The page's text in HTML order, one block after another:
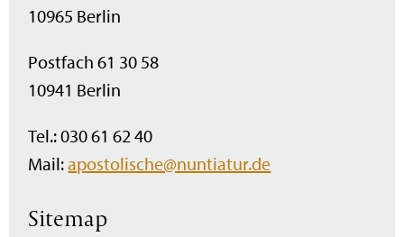
10965 Berlin
Postfach 61 30 58
10941 Berlin
Tel.: 030 61 62 40
Mail:apostolische@nuntiatur.de
Sitemap